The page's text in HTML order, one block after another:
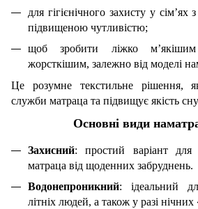
для гігієнічного захисту у
підвищеною чутливістю;
щоб зробити ліжко
жорсткішим, залежно від моделі
Це розумне текстильне рішення,
служби матраца та підвищує якість
Основні види
Захисний: простий варіант для
матраца від щоденних забруднень.
Водонепроникний: ідеальний
літніх людей, а також у разі